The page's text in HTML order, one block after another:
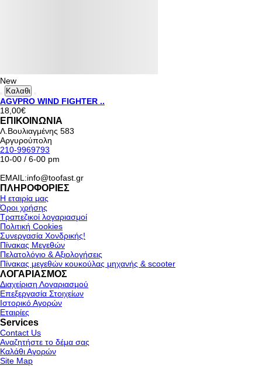
New
Καλαθι
AGVPRO WIND FIGHTER ..
18,00€
ΕΠΙΚΟΙΝΩΝΙΑ
Λ.Βουλιαγμένης 583
Αργυρούπολη
210-9969793
10-00 / 6-00 pm
EMAIL:info@toofast.gr
ΠΛΗΡΟΦΟΡΙΕΣ
Η εταιρία μας
Όροι χρήσης
Τραπεζικοί λογαριασμοί
Πολιτική Cookies
Συνεργασία Χονδρικής!
Πίνακας Μεγεθών
Πελατολόγιο & Αξιολογήσεις
Πίνακας μεγεθών κουκούλας μηχανής & scooter
ΛΟΓΑΡΙΑΣΜΟΣ
Διαχείριση Λογαριασμού
Επεξεργασία Στοιχείων
Ιστορικό Αγορών
Εταιρίες
Services
Contact Us
Αναζητήστε το δέμα σας
Καλάθι Αγορών
Site Map